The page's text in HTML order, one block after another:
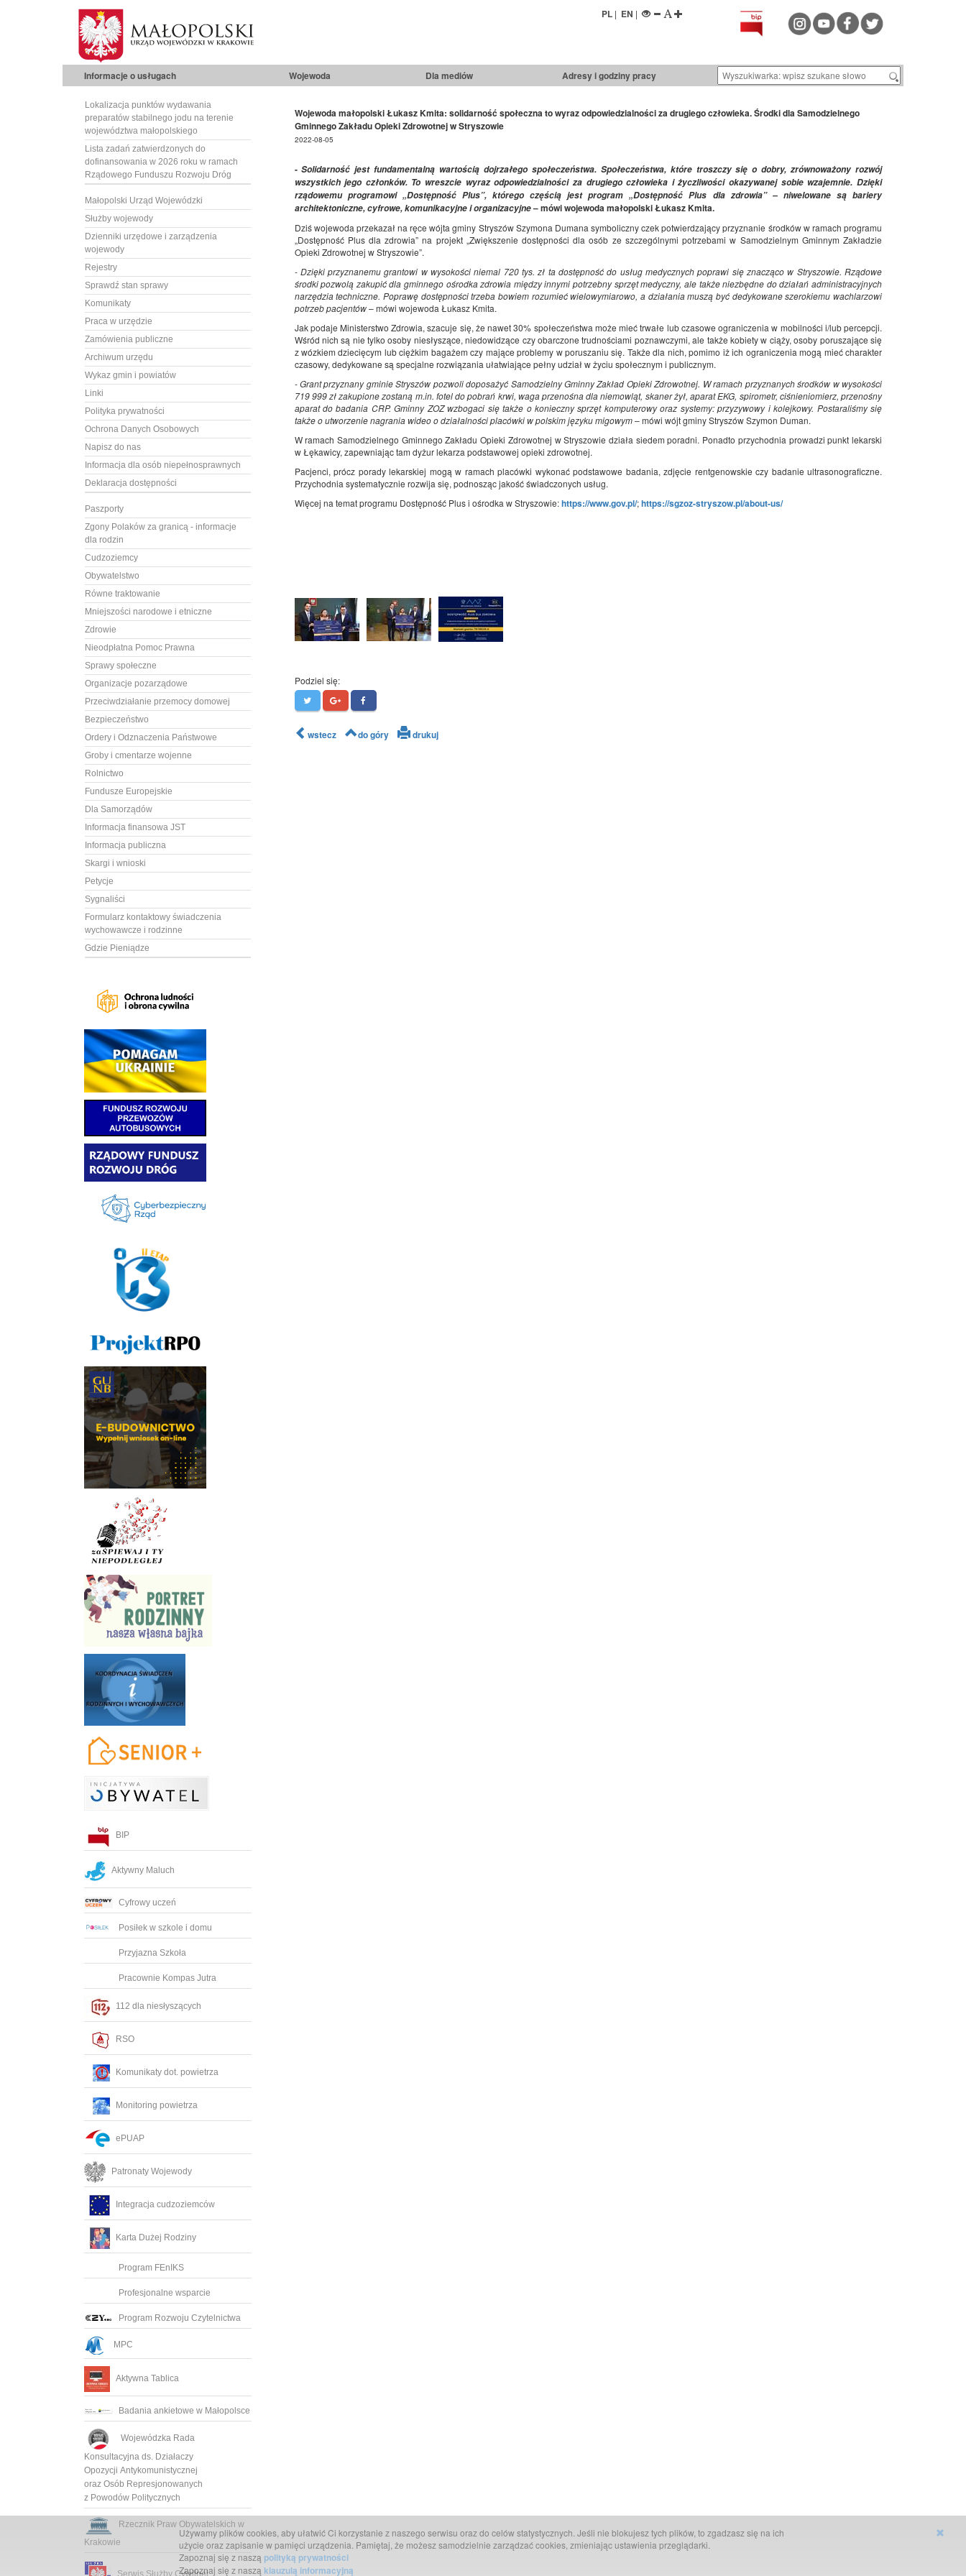
PL| EN |
Informacje o usługach Wojewoda Dla mediów Adresy i godziny pracy
Lokalizacja punktów wydawania
preparatów stabilnego jodu na terenie
województwa małopolskiego
Lista zadań zatwierdzonych do
dofinansowania w 2026 roku w ramach
Rządowego Funduszu Rozwoju Dróg
Małopolski Urząd Wojewódzki
Służby wojewody
Dzienniki urzędowe i zarządzenia
wojewody
Rejestry
Sprawdź stan sprawy
Komunikaty
Praca w urzędzie
Zamówienia publiczne
Archiwum urzędu
Wykaz gmin i powiatów
Linki
Polityka prywatności
Ochrona Danych Osobowych
Napisz do nas
Informacja dla osób niepełnosprawnych
Deklaracja dostępności
Paszporty
Zgony Polaków za granicą - informacje
dla rodzin
Cudzoziemcy
Obywatelstwo
Równe traktowanie
Mniejszości narodowe i etniczne
Zdrowie
Nieodpłatna Pomoc Prawna
Sprawy społeczne
Organizacje pozarządowe
Przeciwdziałanie przemocy domowej
Bezpieczeństwo
Ordery i Odznaczenia Państwowe
Groby i cmentarze wojenne
Rolnictwo
Fundusze Europejskie
Dla Samorządów
Informacja finansowa JST
Informacja publiczna
Skargi i wnioski
Petycje
Sygnaliści
Formularz kontaktowy świadczenia
wychowawcze i rodzinne
Gdzie Pieniądze
BIP
Aktywny Maluch
Cyfrowy uczeń
Posiłek w szkole i domu
Przyjazna Szkoła
Pracownie Kompas Jutra
112 dla niesłyszących
RSO
Komunikaty dot. powietrza
Monitoring powietrza
ePUAP
Patronaty Wojewody
Integracja cudzoziemców
Karta Dużej Rodziny
Program FEnIKS
Profesjonalne wsparcie
Program Rozwoju Czytelnictwa
MPC
Aktywna Tablica
Badania ankietowe w Małopolsce
Wojewódzka Rada
Konsultacyjna ds. Działaczy
Opozycji Antykomunistycznej
oraz Osób Represjonowanych
z Powodów Politycznych
Rzecznik Praw Obywatelskich w
Krakowie
Serwis Służby Cywilnej
Wojewoda małopolski Łukasz Kmita: solidarność społeczna to wyraz odpowiedzialności za drugiego człowieka. Środki dla Samodzielnego
Gminnego Zakładu Opieki Zdrowotnej w Stryszowie
2022-08-05
-Solidarność jest fundamentalną wartością dojrzałego społeczeństwa. Społeczeństwa, które troszczy się o dobry, zrównoważony rozwój
wszystkich jego członków. To wreszcie wyraz odpowiedzialności za drugiego człowieka i życzliwości okazywanej sobie wzajemnie. Dzięki
rządowemu programowi „Dostępność Plus”, którego częścią jest program „Dostępność Plus dla zdrowia” – niwelowane są bariery
architektoniczne, cyfrowe, komunikacyjne i organizacyjne– mówi wojewoda małopolski Łukasz Kmita.
Dziś wojewoda przekazał na ręce wójta gminy Stryszów Szymona Dumana symboliczny czek potwierdzający przyznanie środków w ramach programu
„Dostępność Plus dla zdrowia” na projekt „Zwiększenie dostępności dla osób ze szczególnymi potrzebami w Samodzielnym Gminnym Zakładzie
Opieki Zdrowotnej w Stryszowie”.
- Dzięki przyznanemu grantowi w wysokości niemal 720 tys. zł ta dostępność do usług medycznych poprawi się znacząco w Stryszowie. Rządowe
środki pozwolą zakupić dla gminnego ośrodka zdrowia między innymi potrzebny sprzęt medyczny, ale także niezbędne do działań administracyjnych
narzędzia techniczne. Poprawę dostępności trzeba bowiem rozumieć wielowymiarowo, a działania muszą być dedykowane szerokiemu wachlarzowi
potrzeb pacjentów– mówi wojewoda Łukasz Kmita.
Jak podaje Ministerstwo Zdrowia, szacuje się, że nawet 30% społeczeństwa może mieć trwałe lub czasowe ograniczenia w mobilności i/lub percepcji.
Wśród nich są nie tylko osoby niesłyszące, niedowidzące czy obarczone trudnościami poznawczymi, ale także kobiety w ciąży, osoby poruszające się
z wózkiem dziecięcym lub ciężkim bagażem czy mające problemy w poruszaniu się. Także dla nich, pomimo iż ich ograniczenia mogą mieć charakter
czasowy, dedykowane są specjalne rozwiązania ułatwiające pełny udział w życiu społecznym i publicznym.
-Grant przyznany gminie Stryszów pozwoli doposażyć Samodzielny Gminny Zakład Opieki Zdrowotnej. W ramach przyznanych środków w wysokości
719 999 zł zakupione zostaną m.in. fotel do pobrań krwi, waga przenośna dla niemowląt, skaner żył, aparat EKG, spirometr, ciśnieniomierz, przenośny
aparat do badania CRP. Gminny ZOZ wzbogaci się także o konieczny sprzęt komputerowy oraz systemy: przyzywowy i kolejkowy. Postaraliśmy się
także o utworzenie nagrania wideo o działalności placówki w polskim języku migowym– mówi wójt gminy Stryszów Szymon Duman.
W ramach Samodzielnego Gminnego Zakładu Opieki Zdrowotnej w Stryszowie działa siedem poradni. Ponadto przychodnia prowadzi punkt lekarski
w Łękawicy, zapewniając tam dyżur lekarza podstawowej opieki zdrowotnej.
Pacjenci, prócz porady lekarskiej mogą w ramach placówki wykonać podstawowe badania, zdjęcie rentgenowskie czy badanie ultrasonograficzne.
Przychodnia systematycznie rozwija się, podnosząc jakość świadczonych usług.
Więcej na temat programu Dostępność Plus i ośrodka w Stryszowie:https://www.gov.pl/; https://sgzoz-stryszow.pl/about-us/
Podziel się:
wstecz do góry drukuj
Używamy plików cookies, aby ułatwić Ci korzystanie z naszego serwisu oraz do celów statystycznych. Jeśli nie blokujesz tych plików, to zgadzasz się na ich
użycie oraz zapisanie w pamięci urządzenia. Pamiętaj, że możesz samodzielnie zarządzać cookies, zmieniając ustawienia przeglądarki.
Zapoznaj się z naszą polityką prywatności
Zapoznaj się z naszą klauzulą informacyjną